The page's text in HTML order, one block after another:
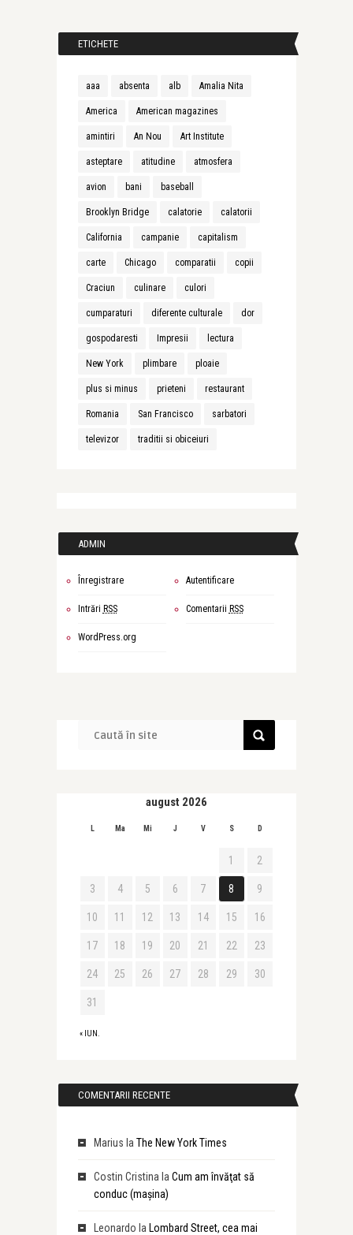
ETICHETE
aaa absenta alb Amalia Nita
America American magazines
amintiri An Nou Art Institute
asteptare atitudine atmosfera
avion bani baseball
Brooklyn Bridge calatorie calatorii
California campanie capitalism
carte Chicago comparatii copii
Craciun culinare culori
cumparaturi diferente culturale dor
gospodaresti Impresii lectura
New York plimbare ploaie
plus si minus prieteni restaurant
Romania San Francisco sarbatori
televizor traditii si obiceiuri
ADMIN
Înregistrare Autentificare
Intrări RSS Comentarii RSS
WordPress.org
august 2026
L Ma Mi J V S D
« IUN.
1 2
3 4 5 6 7 8 9
10 11 12 13 14 15 16
17 18 19 20 21 22 23
24 25 26 27 28 29 30
31
COMENTARII RECENTE
Marius la The New York Times
Costin Cristina la Cum am învăţat să
conduc (maşina)
Leonardo la Lombard Street, cea mai